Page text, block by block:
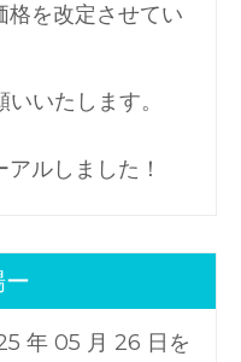
格を改定させてい
いたします。
ルしました！
年 05 月 26 日を